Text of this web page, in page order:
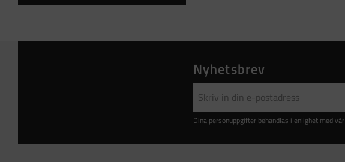
Nyhetsbrev
Dina personuppgifter behandlas i enlighet med vår